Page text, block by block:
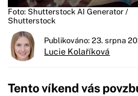
Foto: Shutterstock AI Generator /
Shutterstock
Publikováno: 23. srpna
Lucie Kolaříková
Tento víkend vás